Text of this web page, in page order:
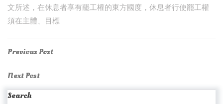
文所述，在休息者享有罷工權的東方國度，休息者行使罷工權
須在主體、目標
Post
navigation
Previous
Previous Post
Next
Post
Next Post
Search